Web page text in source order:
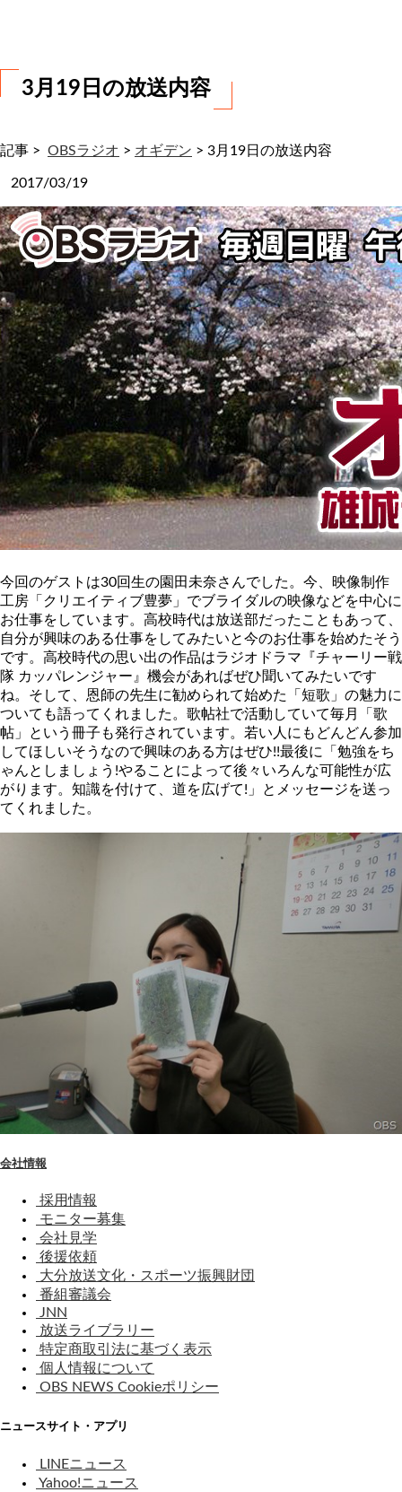
3月19日の放送内容
記事 > OBSラジオ > オギデン > 3月19日の放送内容
2017/03/19
今回のゲストは30回生の園田未奈さんでした。今、映像制作
工房「クリエイティブ豊夢」でブライダルの映像などを中心に
お仕事をしています。高校時代は放送部だったこともあって、
自分が興味のある仕事をしてみたいと今のお仕事を始めたそう
です。高校時代の思い出の作品はラジオドラマ『チャーリー戦
隊 カッパレンジャー』機会があればぜひ聞いてみたいです
ね。そして、恩師の先生に勧められて始めた「短歌」の魅力に
ついても語ってくれました。歌帖社で活動していて毎月「歌
帖」という冊子も発行されています。若い人にもどんどん参加
してほしいそうなので興味のある方はぜひ!!最後に「勉強をち
ゃんとしましょう!やることによって後々いろんな可能性が広
がります。知識を付けて、道を広げて!」とメッセージを送っ
てくれました。
会社情報
採用情報
モニター募集
会社見学
後援依頼
大分放送文化・スポーツ振興財団
番組審議会
JNN
放送ライブラリー
特定商取引法に基づく表示
個人情報について
OBS NEWS Cookieポリシー
ニュースサイト・アプリ
LINEニュース
Yahoo!ニュース